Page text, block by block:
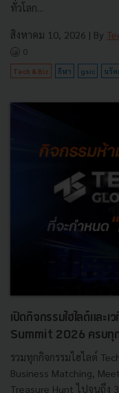
ทั่วโลก...
สิงหาคม 10, 2026 | By
0
Tech & Biz กีฬา gsic นวัต
เปิดกิจกรรมไฮไลต์และ
Summit 2026 ครบทุก
รวมทุกกิจกรรมไฮไลต์
Business Matching,
Treasure Hunt ไปจนถึง